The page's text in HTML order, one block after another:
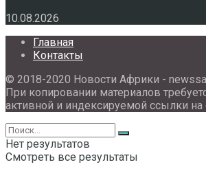
10.08.2026
Главная
Контакты
© 2018-2020 Новости Африки -
При копировании материалов
активной и индексируемой ссылки на
Нет результатов
Смотреть все результаты